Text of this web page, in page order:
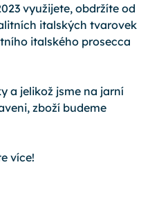
využijete, obdržíte od
italských tvarovek
italského prosecca
a jelikož jsme na jarní
zboží budeme
více!